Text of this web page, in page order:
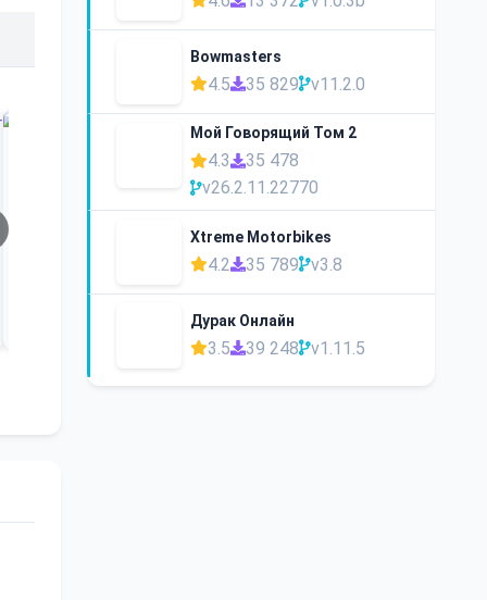
Bowmasters
4.5 35 829 v11.2.0
Мой Говорящий Том 2
4.3
35 478
v26.2.11.22770
Xtreme Motorbikes
4.2 35 789 v3.8
Дурак Онлайн
3.5 39 248 v1.11.5